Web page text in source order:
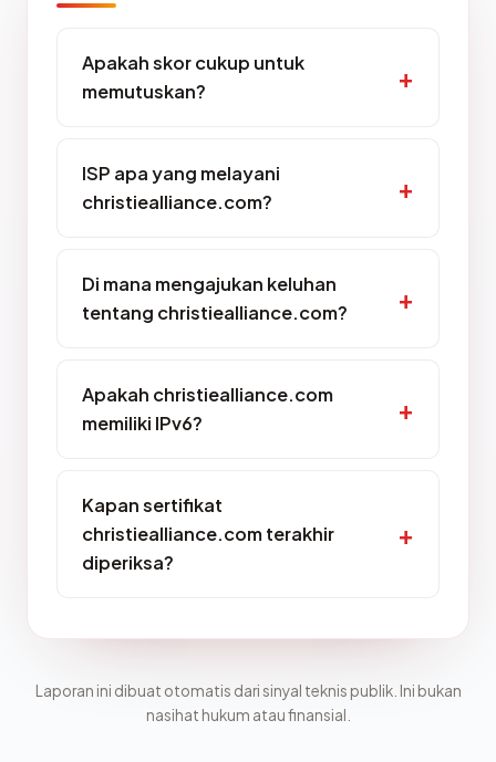
Apakah skor cukup untuk
memutuskan?
ISP apa yang melayani
christiealliance.com?
Di mana mengajukan keluhan
tentang christiealliance.com?
Apakah christiealliance.com
memiliki IPv6?
Kapan sertifikat
christiealliance.com terakhir
diperiksa?
Laporan ini dibuat otomatis dari sinyal teknis publik. Ini bukan
nasihat hukum atau finansial.